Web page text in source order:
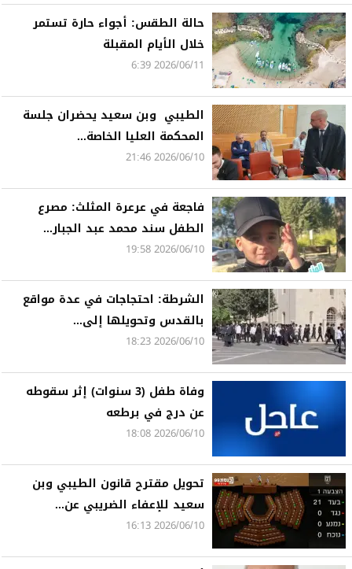
حالة الطقس: أجواء حارة تستمر
خلال الأيام المقبلة
2026/06/11 6:39
الطيبي وبن سعيد يحضران جلسة
المحكمة العليا الخاصة...
2026/06/10 21:46
فاجعة في عرعرة المثلث: مصرع
الطفل سند محمد عبد الجبار...
2026/06/10 19:58
الشرطة: احتجاجات في عدة مواقع
بالقدس وتحويلها إلى...
2026/06/10 18:23
وفاة طفل (3 سنوات) إثر سقوطه
عن درج في برطعه
2026/06/10 18:08
تحويل مقترح قانون الطيبي وبن
سعيد للإعفاء الضريبي عن...
2026/06/10 16:13